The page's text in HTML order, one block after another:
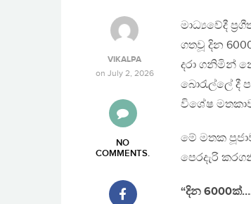
VIKALPA
on July 2, 2026
NO
COMMENTS.
මාධ්‍යවේදී
ගතවූ දින
දරා ගනිමින්
බොරැල්ලේ දී
විශේෂ
මේ මතක
පෙරදැරි
“දින